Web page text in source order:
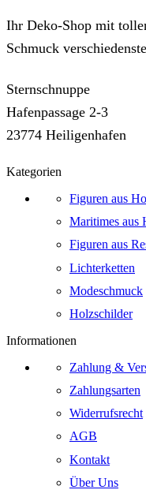
Ihr Deko-Shop mit
Schmuck
Sternschnuppe
Hafenpassage 2-3
23774 Heiligenhafen
Kategorien
Figuren aus
Maritimes aus
Figuren aus
Lichterketten
Modeschmuck
Holzschilder
Informationen
Zahlung &
Zahlungsarten
Widerrufsrecht
AGB
Kontakt
Über Uns